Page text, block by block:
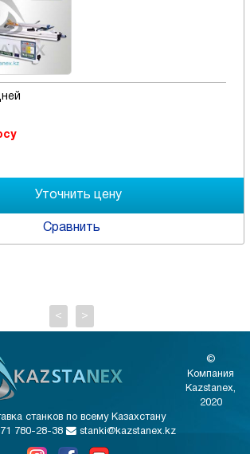
Сравнить
< >
©
Компания
Kazstanex,
2020
станков по всему Казахстану
780-28-38
stanki@kazstanex.kz